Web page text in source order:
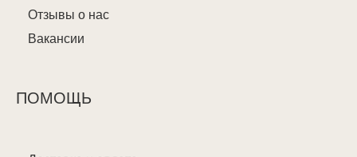
Отзывы о нас
Вакансии
ПОМОЩЬ